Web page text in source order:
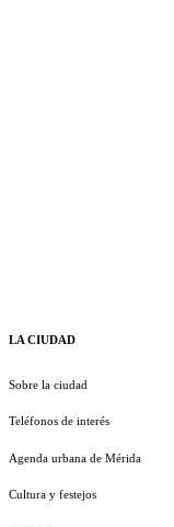
LA CIUDAD
Sobre la ciudad
Teléfonos de interés
Agenda urbana de Mérida
Cultura y festejos